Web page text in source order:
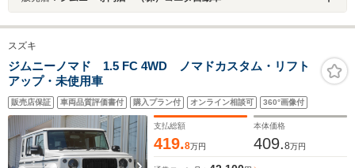
スズキ
ジムニーノマド 1.5 FC 4WD ノマドカスタム・リフト
アップ・未使用車
販売店保証 車両品質評価書付 購入プラン付 オンライン相談可 360°画像付
支払総額
419.8万円
本体価格
409.8万円